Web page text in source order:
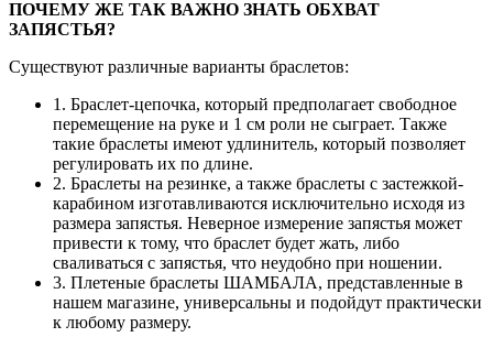
ПОЧЕМУ ЖЕ ТАК ВАЖНО ЗНАТЬ ОБХВАТ
ЗАПЯСТЬЯ?
Существуют различные варианты браслетов:
1. Браслет-цепочка, который предполагает свободное
перемещение на руке и 1 см роли не сыграет. Также
такие браслеты имеют удлинитель, который позволяет
регулировать их по длине.
2. Браслеты на резинке, а также браслеты с застежкой-
карабином изготавливаются исключительно исходя из
размера запястья. Неверное измерение запястья может
привести к тому, что браслет будет жать, либо
сваливаться с запястья, что неудобно при ношении.
3. Плетеные браслеты ШАМБАЛА, представленные в
нашем магазине, универсальны и подойдут практически
к любому размеру.